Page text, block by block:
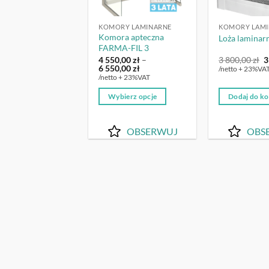
KOMORY LAMINARNE
Komora apteczna
FARMA-FIL 3
4 550,00zł –
6 550,00złZakres
cen:
550,00 zł
550,00 zł
/netto + 23%VAT
Wybierz opcje
produkt
ma
OBSERWUJ
KOMORY
Loża
3 800,00zł
/netto +
Dodaj do